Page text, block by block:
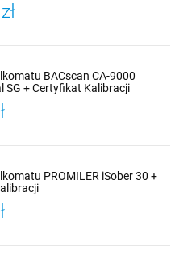
BACscan CA-9000
SG + Certyfikat Kalibracji
PROMILER iSober 30 +